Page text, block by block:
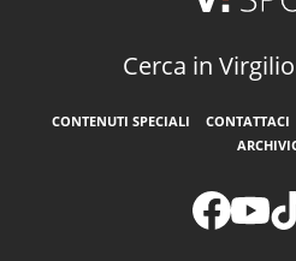
Cerca in
CONTENUTI SPECIALI CONTATTACI